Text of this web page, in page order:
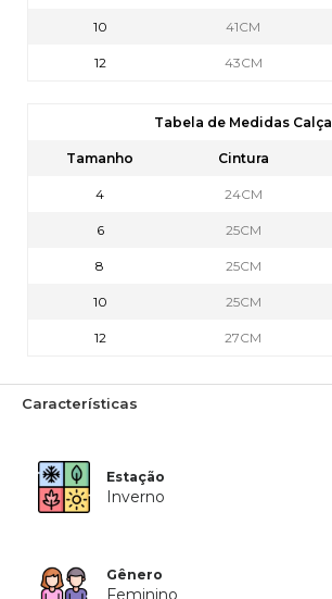
10 41CM
12 43CM
Tabela de Medidas Calça
Tamanho Cintura
4 24CM
6 25CM
8 25CM
10 25CM
12 27CM
Características
Estação
Inverno
Gênero
Feminino